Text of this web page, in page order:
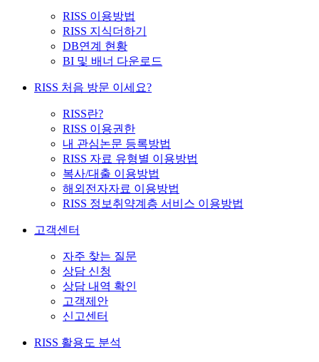
RISS 이용방법
RISS 지식더하기
DB연계 현황
BI 및 배너 다운로드
RISS 처음 방문 이세요?
RISS란?
RISS 이용권한
내 관심논문 등록방법
RISS 자료 유형별 이용방법
복사/대출 이용방법
해외전자자료 이용방법
RISS 정보취약계층 서비스 이용방법
고객센터
자주 찾는 질문
상담 신청
상담 내역 확인
고객제안
신고센터
RISS 활용도 분석